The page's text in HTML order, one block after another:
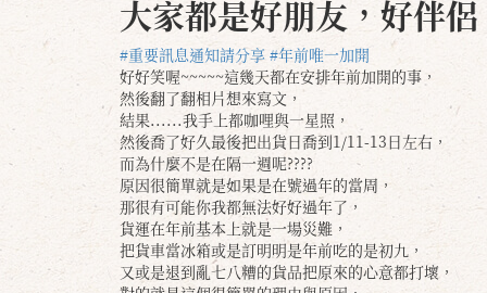
大家都是好朋友，好伴
#重要訊息通知請分享 #年前唯一加開
好好笑喔~~~~~這幾天都在安排年前加開的事，
然後翻了翻相片想來寫文，
結果......我手上都咖哩與一星照，
然後喬了好久最後把出貨日喬到1/11-13日左右，
而為什麼不是在隔一週呢????
原因很簡單就是如果是在號過年的當周，
那很有可能你我都無法好好過年了，
貨運在年前基本上就是一場災難，
把貨車當冰箱或是訂明明是年前吃的是初九，
又或是退到亂七八糟的貨品把原來的心意都打壞，